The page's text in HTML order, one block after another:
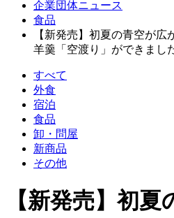
企業団体ニュース
食品
【新発売】初夏の青空が
羊羹「空渡り」ができまし
すべて
外食
宿泊
食品
卸・問屋
新商品
その他
【新発売】初